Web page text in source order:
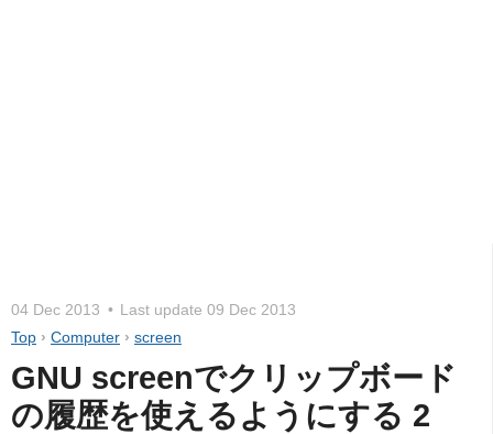
04 Dec 2013 Last update 09 Dec 2013
Top › Computer › screen
GNU screenでクリップボード
の履歴を使えるようにする 2